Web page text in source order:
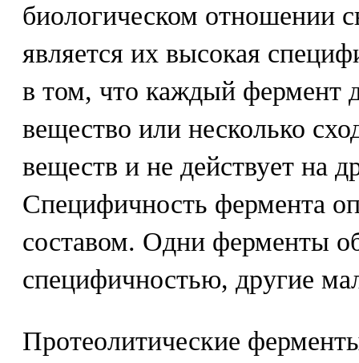
биологическом отношении
является их высокая
в том, что каждый фермент
вещество или несколько
веществ и не действует на
Специфичность фермента
составом. Одни ферменты
специфичностью, другие
Протеолитические